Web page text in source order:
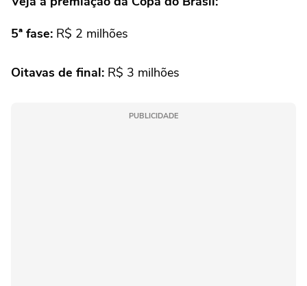
5ª fase: R$ 2 milhões
Oitavas de final: R$ 3 milhões
PUBLICIDADE